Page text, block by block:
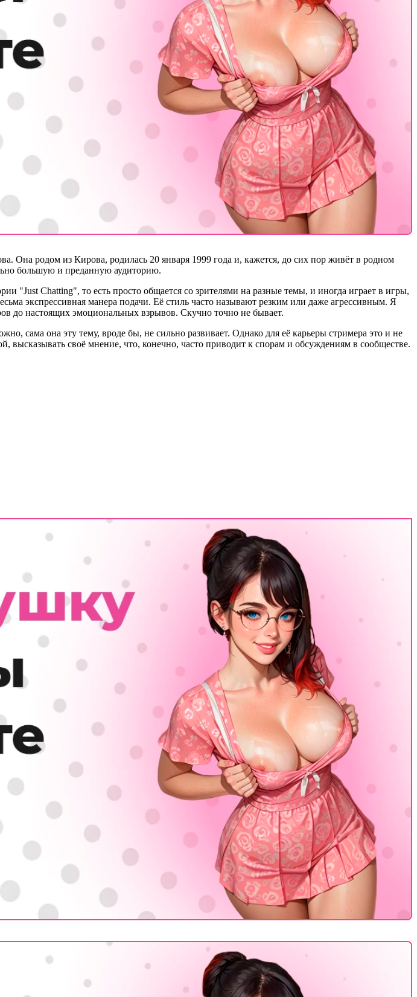
Она родом из Кирова, родилась 20 января 1999 года и, кажется, до сих пор живёт в родном
большую и преданную аудиторию.
"Just Chatting", то есть просто общается со зрителями на разные темы, и иногда играет в игры,
экспрессивная манера подачи. Её стиль часто называют резким или даже агрессивным. Я
до настоящих эмоциональных взрывов. Скучно точно не бывает.
сама она эту тему, вроде бы, не сильно развивает. Однако для её карьеры стримера это и не
своё мнение, что, конечно, часто приводит к спорам и обсуждениям в сообществе.